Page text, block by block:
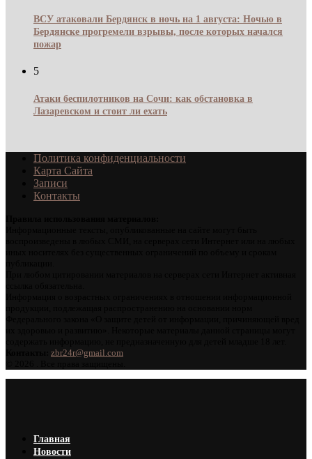
ВСУ атаковали Бердянск в ночь на 1 августа: Ночью в
Бердянске прогремели взрывы, после которых начался
пожар
5
Атаки беспилотников на Сочи: как обстановка в
Лазаревском и стоит ли ехать
Политика конфиденциальности
Карта Сайта
Записи
Контакты
zbr24r@gmail.com
Главная
Новости